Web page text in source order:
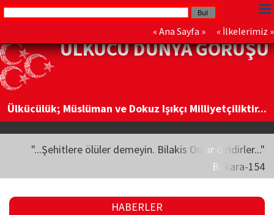
« Ana Sayfa » « İlkelerimiz »
ÜLKÜCÜ DÜNYA GÖRÜŞÜ
Ülkücülük; Müslüman ve Dokuz Işıkçı Milliyetçiliktir...
"...Şehitlere ölüler demeyin. Bilakis Onlar diridirler..."
Bakara-154
HABERLER